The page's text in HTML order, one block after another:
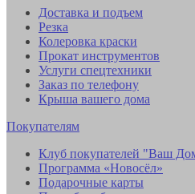
Доставка и подъем
Резка
Колеровка краски
Прокат инструментов
Услуги спецтехники
Заказ по телефону
Крыша вашего дома
Покупателям
Клуб покупателей "Ваш
Программа «Новосёл»
Подарочные карты